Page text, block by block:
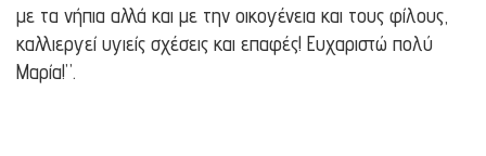
με τα νήπια αλλά και με την οικογένεια και τους φίλους,
καλλιεργεί υγιείς σχέσεις και επαφές! Ευχαριστώ πολύ
Μαρία!”.